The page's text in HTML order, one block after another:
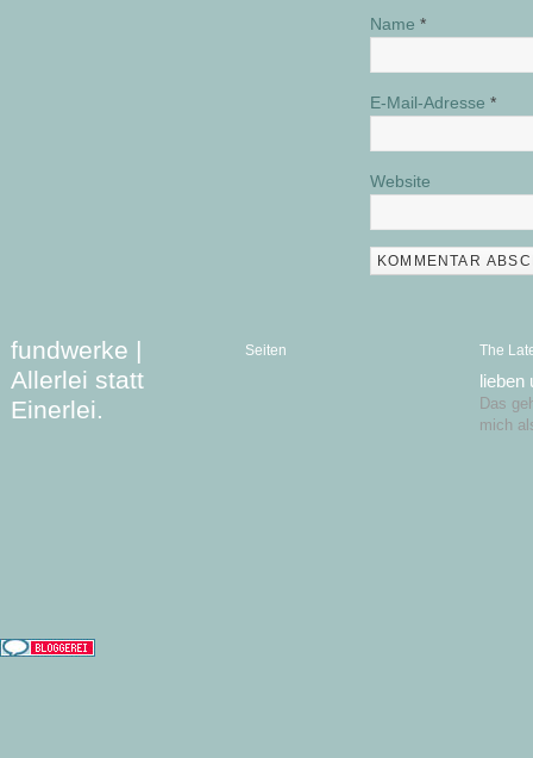
Name *
E-Mail-Adresse *
Website
fundwerke |
Allerlei statt
Einerlei.
Seiten The
lieben
Das
mich